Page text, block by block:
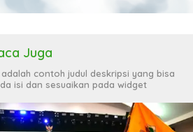
Juga
adalah contoh judul deskripsi yang bisa
isi dan sesuaikan pada widget